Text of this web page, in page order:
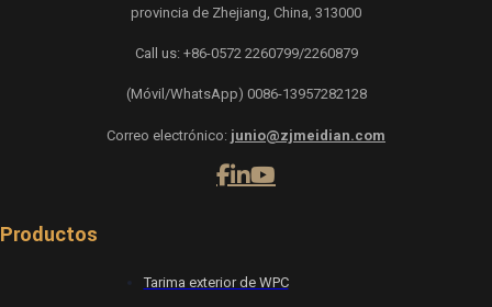
provincia de Zhejiang, China, 313000
Call us: +86-0572 2260799/2260879
(Móvil/WhatsApp) 0086-13957282128
Correo electrónico: junio@zjmeidian.com
Productos
Tarima exterior de WPC